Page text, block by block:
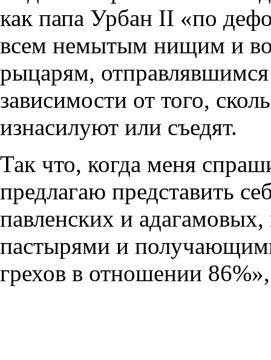
как папа Урбан II «по
всем немытым нищим и
рыцарям,
зависимости от того,
изнасилуют или съедят.
Так что, когда меня
предлагаю представить
павленских и
пастырями и
грехов в отношении